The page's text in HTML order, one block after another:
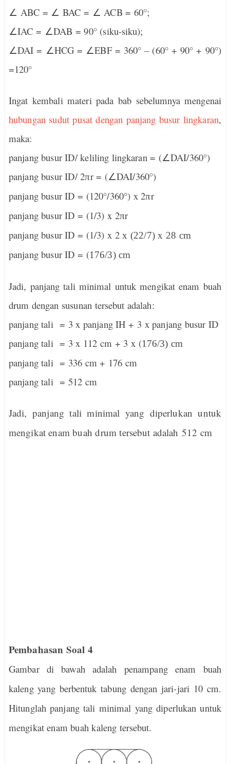
∠ ABC = ∠ BAC = ∠ ACB = 60°;
∠IAC = ∠DAB = 90° (siku-siku);
∠DAI = ∠HCG = ∠EBF= 360° – (60° + 90° + 90°)
=120°
Ingat kembali materi pada bab sebelumnya mengenai
hubungan sudut pusat dengan panjang busur lingkaran,
maka:
panjang busur ID/ keliling lingkaran = (∠DAI/360°)
panjang busur ID/ 2πr = (∠DAI/360°)
panjang busur ID = (120°/360°) x 2πr
panjang busur ID = (1/3) x 2πr
panjang busur ID = (1/3) x 2x (22/7) x 28 cm
panjang busur ID = (176/3) cm
Jadi, panjang tali minimal untuk mengikat enam buah
drum dengan susunan tersebut adalah:
panjang tali = 3 x panjang IH + 3 x panjang busur ID
panjang tali = 3 x 112 cm + 3 x (176/3) cm
panjang tali = 336 cm + 176 cm
panjang tali = 512 cm
Jadi, panjang tali minimal yang diperlukan untuk
mengikat enam buah drum tersebut adalah512 cm
Pembahasan Soal 4
Gambar di bawah adalah penampang enam buah
kaleng yang berbentuk tabung dengan jari-jari 10 cm.
Hitunglah panjang tali minimal yang diperlukan untuk
mengikat enam buah kaleng tersebut.